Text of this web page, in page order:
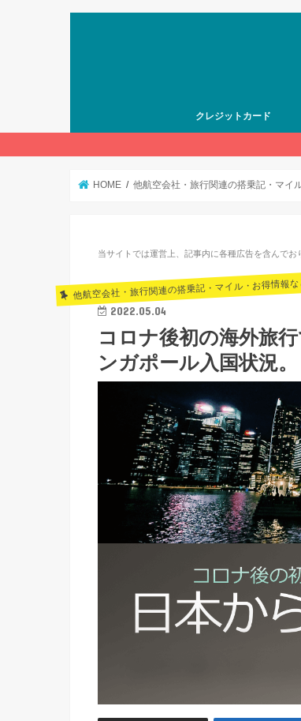
クレジットカード
HOME 他航空会社・旅行関連の搭乗記・マイ
当サイトでは運営上、記事内に各種広告を含んでお
他航空会社・旅行関連の搭乗記・マイル・お得情報
2022.05.04
コロナ後初の海外旅
ンガポール入国状況。